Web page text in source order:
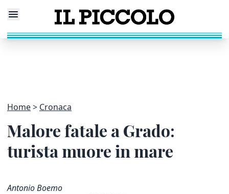
Home Cronaca
Malore fatale a Grado:
turista muore in mare
Antonio Boemo